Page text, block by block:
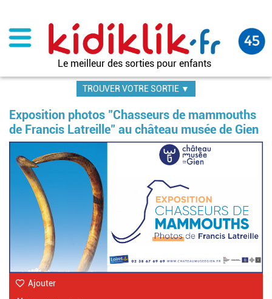
contenu
principal
Le meilleur des sorties pour enfants
TROUVER VOTRE SORTIE ▼
Exposition photos "Chasseurs de mammouths
de Francis Latreille" au château musée de Gien
Ajouter